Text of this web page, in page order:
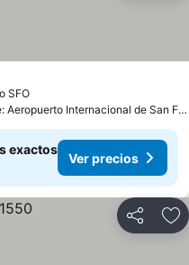
SFO
a 2.4 km de: Aeropuerto Internacional de San Francisco
exactos
Ver precios
Compartir